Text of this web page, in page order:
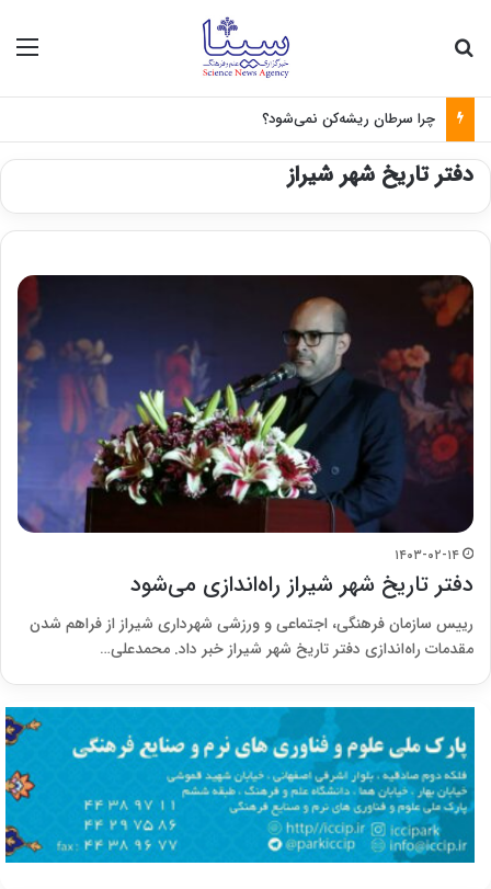
چرا سرطان ریشه‌کن نمی‌شود؟
دفتر تاریخ شهر شیراز
۱۴۰۳-۰۲-۱۴
دفتر تاریخ شهر شیراز راه‌اندازی می‌شود
رییس سازمان فرهنگی، اجتماعی و ورزشی شهرداری شیراز از فراهم شدن
مقدمات راه‌اندازی دفتر تاریخ شهر شیراز خبر داد. محمدعلی…